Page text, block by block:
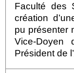
Faculté des
création
pu présenter
Vice-
Président de